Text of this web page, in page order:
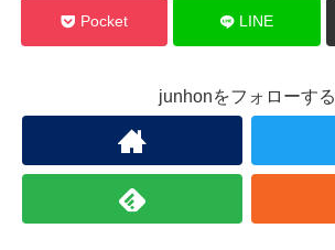
Pocket LINE
junhonをフォローする